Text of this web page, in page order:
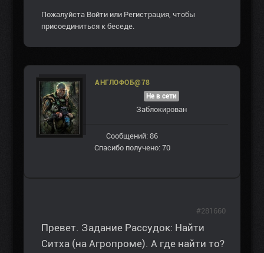
Пожалуйста Войти или Регистрация, чтобы
присоединиться к беседе.
АНГЛОФОБ@78
Не в сети
Заблокирован
Сообщений: 86
Спасибо получено: 70
Превет. Задание Рассудок: Найти
Ситха (на Агропроме). А где найти то?
#281660